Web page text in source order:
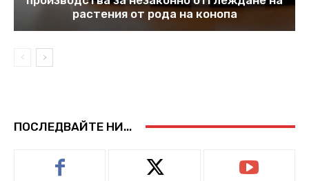
растения от рода на конопа
ПОСЛЕДВАЙТЕ НИ...